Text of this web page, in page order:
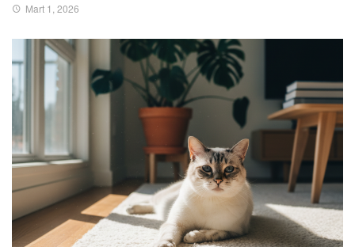
Mart 1, 2026